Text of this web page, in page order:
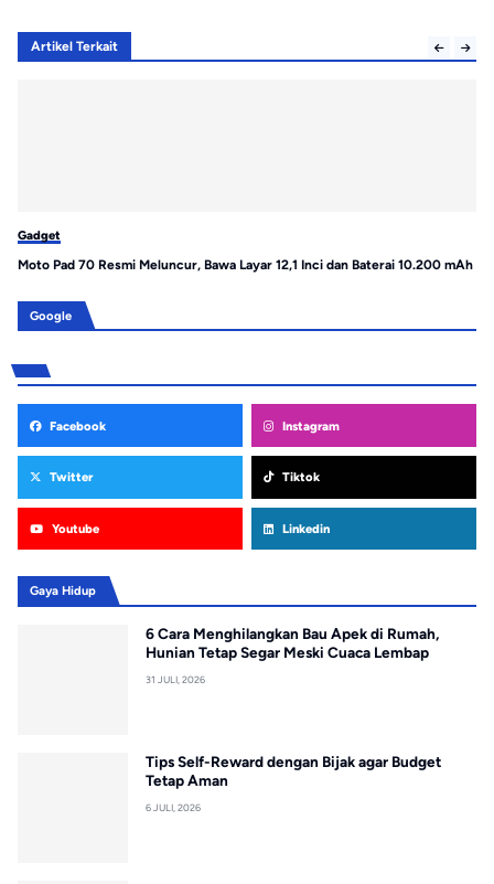
Artikel Terkait
Gadget
Moto Pad 70 Resmi Meluncur, Bawa Layar 12,1 Inci dan Baterai 10.200 mAh
Google
Facebook Instagram
Twitter Tiktok
Youtube Linkedin
Gaya Hidup
6 Cara Menghilangkan Bau Apek di Rumah,
Hunian Tetap Segar Meski Cuaca Lembap
31 JULI, 2026
Tips Self-Reward dengan Bijak agar Budget
Tetap Aman
6 JULI, 2026